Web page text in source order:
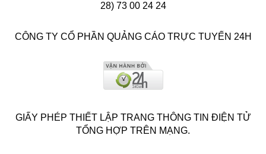
28) 73 00 24 24
CÔNG TY CỔ PHẦN QUẢNG CÁO TRỰC TUYẾN 24H
GIẤY PHÉP THIẾT LẬP TRANG THÔNG TIN ĐIỆN TỬ
TỔNG HỢP TRÊN MẠNG.